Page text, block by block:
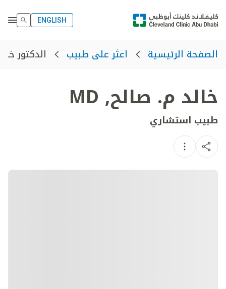
ENGLISH
الصفحة الرئيسية اعثر على طبيب الدكتور
خالد م. صالح,
MD
طبيب استشاري